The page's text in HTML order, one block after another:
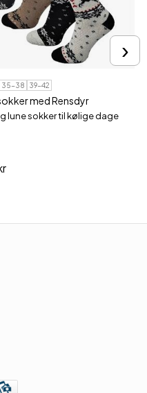
35-38 39-42
med Rensdyr
lune sokker til kølige dage
›